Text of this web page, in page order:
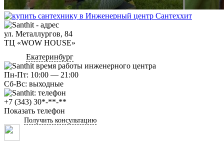
ул. Металлургов, 84
ТЦ «WOW HOUSE»
Екатеринбург
Пн-Пт: 10:00 — 21:00
Сб-Вс: выходные
+7 (343) 30*-**-**
Показать телефон
Получить консультацию